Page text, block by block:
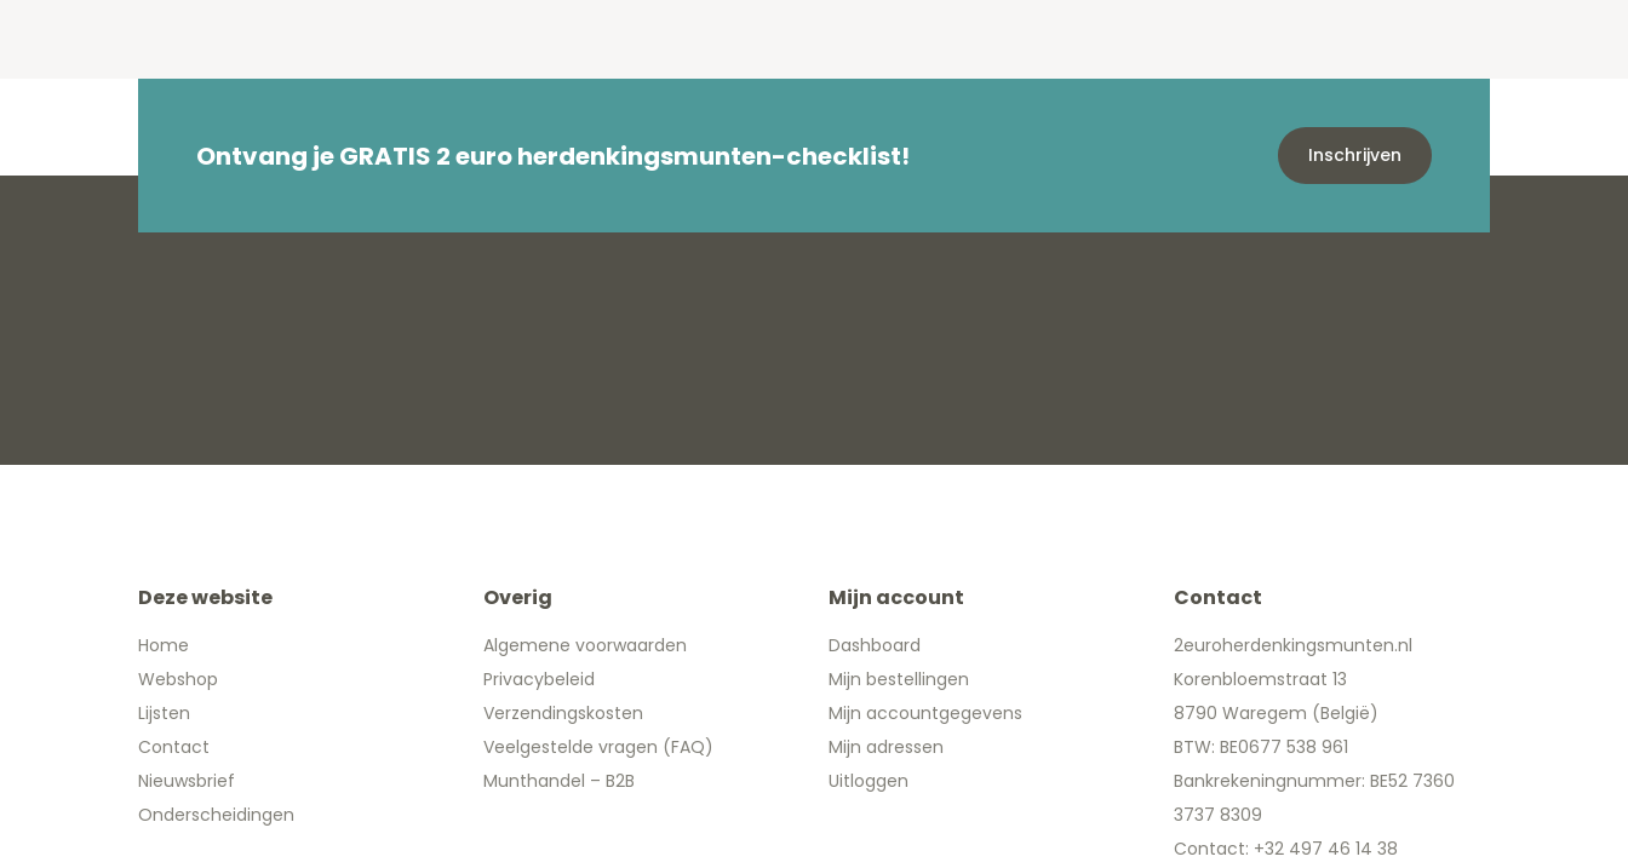
Ontvang je GRATIS 2 euro herdenkingsmunten-checklist! Inschrijven
Deze website
Home
Webshop
Lijsten
Contact
Nieuwsbrief
Onderscheidingen
Overig
Algemene voorwaarden
Privacybeleid
Verzendingskosten
Veelgestelde vragen (FAQ)
Munthandel – B2B
Mijn account
Dashboard
Mijn bestellingen
Mijn accountgegevens
Mijn adressen
Uitloggen
Contact
2euroherdenkingsmunten.nl
Korenbloemstraat 13
8790 Waregem (België)
BTW: BE0677 538 961
Bankrekeningnummer: BE52 7360
3737 8309
Contact: +32 497 46 14 38